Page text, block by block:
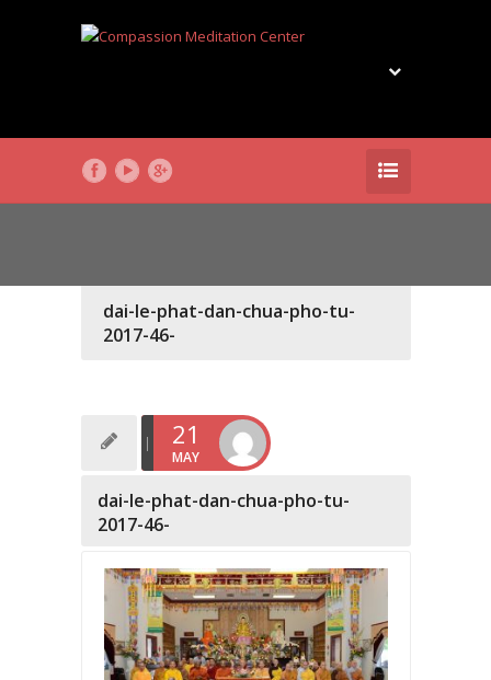
dai-le-phat-dan-chua-pho-tu-
2017-46-
21
MAY
dai-le-phat-dan-chua-pho-tu-
2017-46-